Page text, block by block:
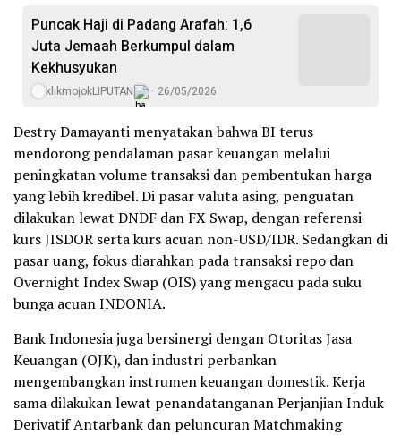
Puncak Haji di Padang Arafah: 1,6
Juta Jemaah Berkumpul dalam
Kekhusyukan
klikmojokLIPUTAN 26/05/2026
Destry Damayanti menyatakan bahwa BI terus
mendorong pendalaman pasar keuangan melalui
peningkatan volume transaksi dan pembentukan harga
yang lebih kredibel. Di pasar valuta asing, penguatan
dilakukan lewat DNDF dan FX Swap, dengan referensi
kurs JISDOR serta kurs acuan non-USD/IDR. Sedangkan di
pasar uang, fokus diarahkan pada transaksi repo dan
Overnight Index Swap (OIS) yang mengacu pada suku
bunga acuan INDONIA.
Bank Indonesia juga bersinergi dengan Otoritas Jasa
Keuangan (OJK), dan industri perbankan
mengembangkan instrumen keuangan domestik. Kerja
sama dilakukan lewat penandatanganan Perjanjian Induk
Derivatif Antarbank dan peluncuran Matchmaking